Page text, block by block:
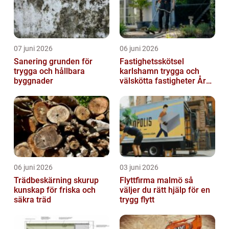
07 juni 2026
Sanering grunden för
trygga och hållbara
byggnader
06 juni 2026
Fastighetsskötsel
karlshamn trygga och
välskötta fastigheter Året
06 juni 2026
Trädbeskärning skurup
kunskap för friska och
säkra träd
03 juni 2026
Flyttfirma malmö så
väljer du rätt hjälp för en
trygg flytt